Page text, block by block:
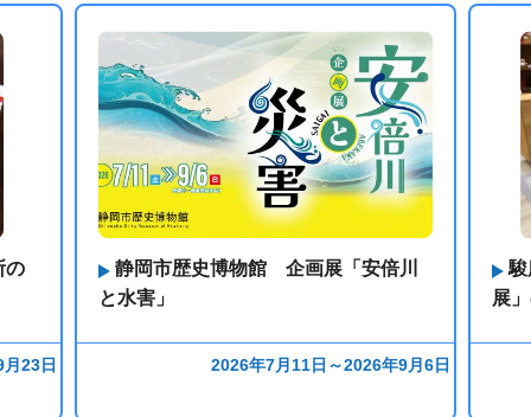
の
23日
静岡市歴史博物館 企画展「安倍川
と水害」
2026年7月11日～2026年9月6日
駿
展